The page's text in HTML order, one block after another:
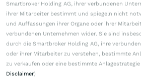
Smartbroker Holding AG, ihrer verbundenen
ihrer Mitarbeiter bestimmt und spiegeln nicht
und Auffassungen ihrer Organe oder ihrer
verbundenen Unternehmen wider. Sie sind
durch die Smartbroker Holding AG, ihre
oder ihrer Mitarbeiter zu verstehen, bestimmte
zu verkaufen oder eine bestimmte
Disclaimer)